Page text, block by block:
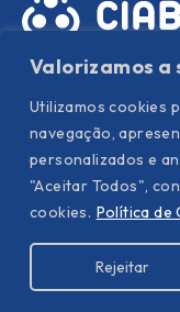
Valorizamos a
Utilizamos cookies
navegação,
personalizados e
"Aceitar Todos",
cookies. Política de
Rejeitar
Política de
condições
© Hispanor .